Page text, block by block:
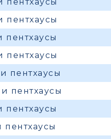
пентхаусы
пентхаусы
пентхаусы
пентхаусы
пентхаусы
пентхаусы
пентхаусы